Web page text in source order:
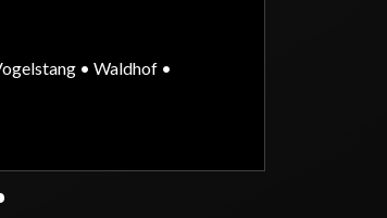
• Waldhof •